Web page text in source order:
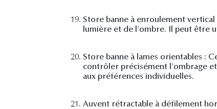
19. Store banne à enroulement
lumière et de l'ombre. Il peut être
20. Store banne à lames orientables :
contrôler précisément l'ombrage
aux préférences individuelles.
21. Auvent rétractable à défilement